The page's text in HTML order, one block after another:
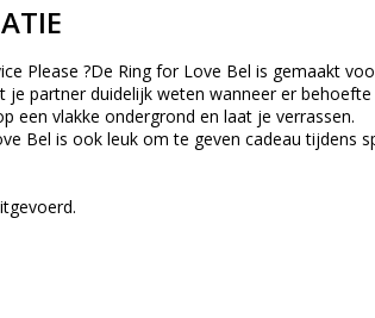
Please ?De Ring for Love Bel is gemaakt
je partner duidelijk weten wanneer er behoefte
een vlakke ondergrond en laat je verrassen.
Bel is ook leuk om te geven cadeau tijdens